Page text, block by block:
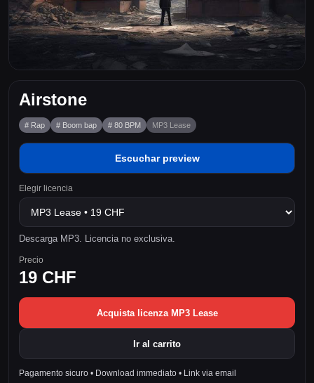
Airstone
# Rap # Boom bap # 80 BPM MP3 Lease
Escuchar preview
Elegir licencia
Descarga MP3. Licencia no exclusiva.
Precio
19 CHF
Acquista licenza MP3 Lease
Ir al carrito
Pagamento sicuro • Download immediato • Link via email